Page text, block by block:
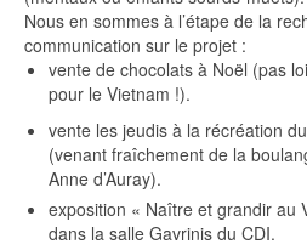
Nous en sommes à l’étape de la
communication sur le projet :
vente de chocolats à Noël (pas
pour le Vietnam !).
vente les jeudis à la récréation
(venant fraîchement de la
Anne d’Auray).
exposition « Naître et grandir au
dans la salle Gavrinis du CDI.